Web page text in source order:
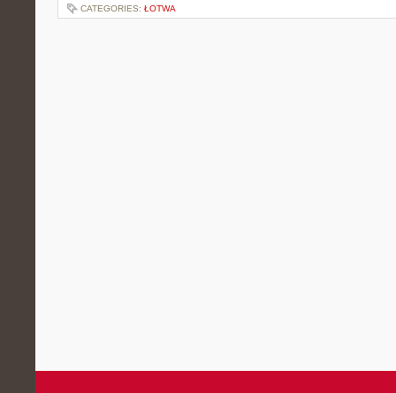
CATEGORIES: ŁOTWA